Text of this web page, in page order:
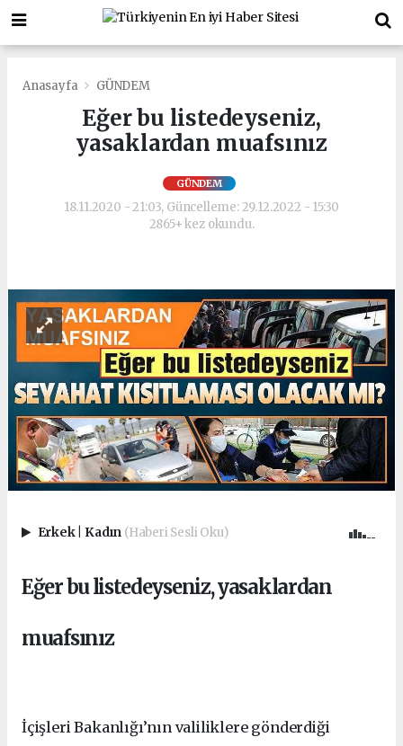
Anasayfa GÜNDEM
Eğer bu listedeyseniz,
yasaklardan muafsınız
GÜNDEM
18.11.2020 - 21:03, Güncelleme: 29.12.2022 - 15:30
2865+ kez okundu.
Erkek Kadın (Haberi Sesli Oku)
Eğer bu listedeyseniz, yasaklardan
muafsınız
İçişleri Bakanlığı’nın valiliklere gönderdiği